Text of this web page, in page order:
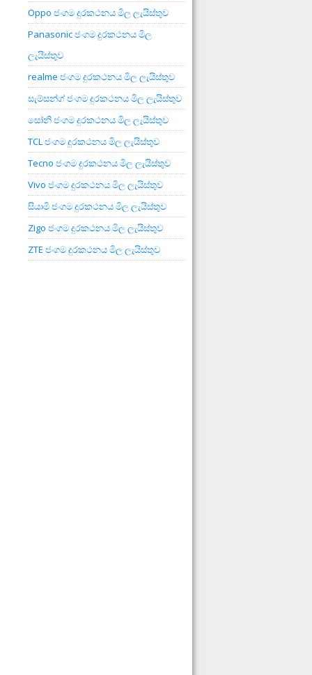
Oppo ජංගම දුරකථනය මිල ලැයිස්තුව
Panasonic ජංගම දුරකථනය මිල
ලැයිස්තුව
realme ජංගම දුරකථනය මිල ලැයිස්තුව
සැම්සන්ග් ජංගම දුරකථනය මිල ලැයිස්තුව
සෝනි ජංගම දුරකථනය මිල ලැයිස්තුව
TCL ජංගම දුරකථනය මිල ලැයිස්තුව
Tecno ජංගම දුරකථනය මිල ලැයිස්තුව
Vivo ජංගම දුරකථනය මිල ලැයිස්තුව
සියාමි ජංගම දුරකථනය මිල ලැයිස්තුව
Zigo ජංගම දුරකථනය මිල ලැයිස්තුව
ZTE ජංගම දුරකථනය මිල ලැයිස්තුව